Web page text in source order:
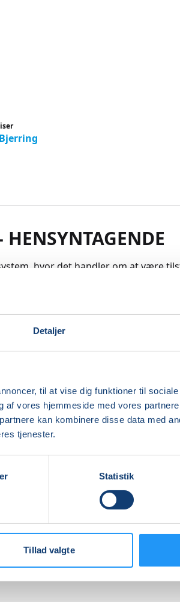
Detaljer
til at vise dig funktioner til
vores hjemmeside med vores
kan kombinere disse data med
tjenester.
Statistik
Tillad valgte
hvor det handler om at være
bygger kroppen op og fremmer din
tilbage til din egen indre ro og
målet der er vigtigt, da det handler
Indlæser frie pladser...